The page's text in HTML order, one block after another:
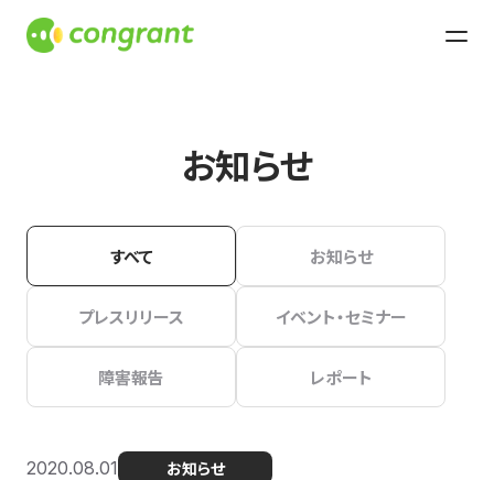
お知らせ
すべて お知らせ
プレスリリース イベント・セミナー
障害報告 レポート
2020.08.01 お知らせ